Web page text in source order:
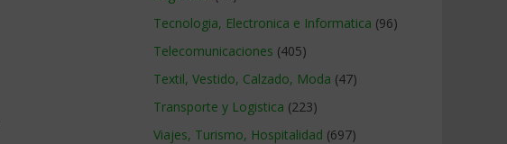
Tecnologia, Electronica e Informatica (96)
Telecomunicaciones (405)
Textil, Vestido, Calzado, Moda (47)
Transporte y Logistica (223)
Viajes, Turismo, Hospitalidad (697)